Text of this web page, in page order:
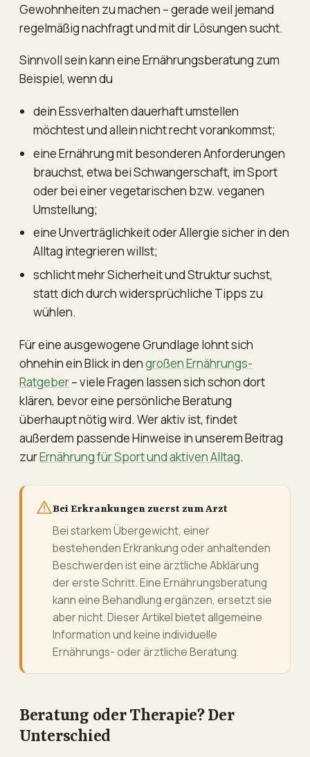
Gewohnheiten zu machen – gerade weil jemand
regelmäßig nachfragt und mit dir Lösungen sucht.
Sinnvoll sein kann eine Ernährungsberatung zum
Beispiel, wenn du
dein Essverhalten dauerhaft umstellen
möchtest und allein nicht recht vorankommst;
eine Ernährung mit besonderen Anforderungen
brauchst, etwa bei Schwangerschaft, im Sport
oder bei einer vegetarischen bzw. veganen
Umstellung;
eine Unverträglichkeit oder Allergie sicher in den
Alltag integrieren willst;
schlicht mehr Sicherheit und Struktur suchst,
statt dich durch widersprüchliche Tipps zu
wühlen.
Für eine ausgewogene Grundlage lohnt sich
ohnehin ein Blick in dengroßen Ernährungs-
Ratgeber– viele Fragen lassen sich schon dort
klären, bevor eine persönliche Beratung
überhaupt nötig wird. Wer aktiv ist, findet
außerdem passende Hinweise in unserem Beitrag
zurErnährung für Sport und aktiven Alltag.
Bei Erkrankungen zuerst zum Arzt
Bei starkem Übergewicht, einer
bestehenden Erkrankung oder anhaltenden
Beschwerden ist eine ärztliche Abklärung
der erste Schritt. Eine Ernährungsberatung
kann eine Behandlung ergänzen, ersetzt sie
aber nicht. Dieser Artikel bietet allgemeine
Information und keine individuelle
Ernährungs- oder ärztliche Beratung.
Beratung oder Therapie? Der
Unterschied